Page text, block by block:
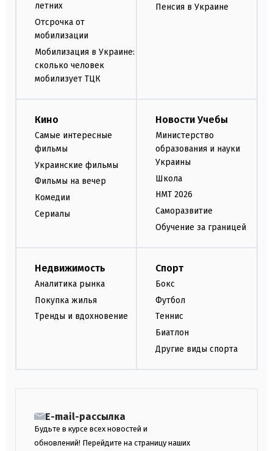
летних
Отсрочка от
мобилизации
Мобилизация в Украине:
сколько человек
мобилизует ТЦК
Пенсия в Украине
Кино
Самые интересные
фильмы
Украинские фильмы
Фильмы на вечер
Комедии
Сериалы
Новости Учебы
Министерство
образования и науки
Украины
Школа
НМТ 2026
Саморазвитие
Обучение за границей
Недвижимость
Аналитика рынка
Покупка жилья
Тренды и вдохновение
Спорт
Бокс
Футбол
Теннис
Биатлон
Другие виды спорта
E-mail-рассылка
Будьте в курсе всех новостей и
обновлений! Перейдите на страницу наших